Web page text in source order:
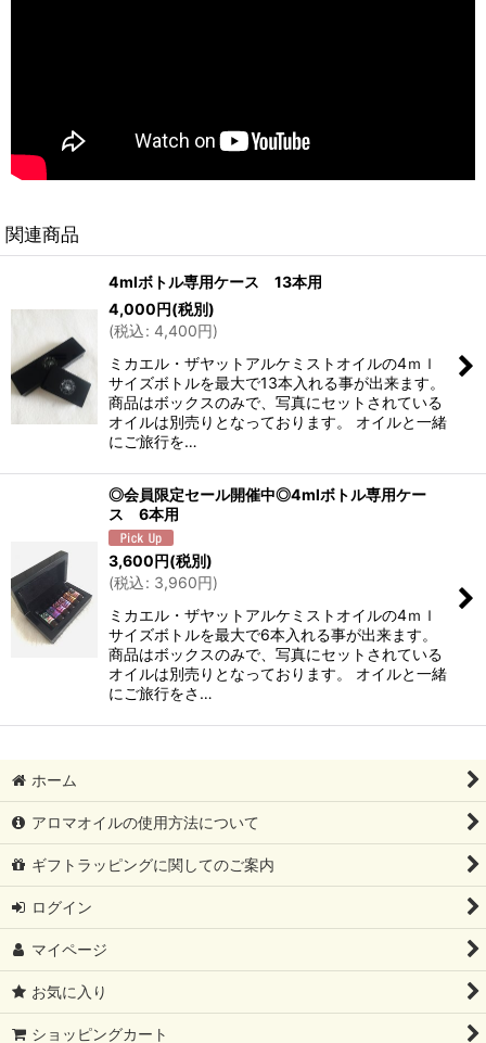
関連商品
4mlボトル専用ケース 13本用
4,000円(税別)
(税込: 4,400円)
ミカエル・ザヤットアルケミストオイルの4ｍｌ
サイズボトルを最大で13本入れる事が出来ます。
商品はボックスのみで、写真にセットされている
オイルは別売りとなっております。 オイルと一緒
にご旅行を…
◎会員限定セール開催中◎4mlボトル専用ケー
ス 6本用
3,600円(税別)
(税込: 3,960円)
ミカエル・ザヤットアルケミストオイルの4ｍｌ
サイズボトルを最大で6本入れる事が出来ます。
商品はボックスのみで、写真にセットされている
オイルは別売りとなっております。 オイルと一緒
にご旅行をさ…
ホーム
アロマオイルの使用方法について
ギフトラッピングに関してのご案内
ログイン
マイページ
お気に入り
ショッピングカート